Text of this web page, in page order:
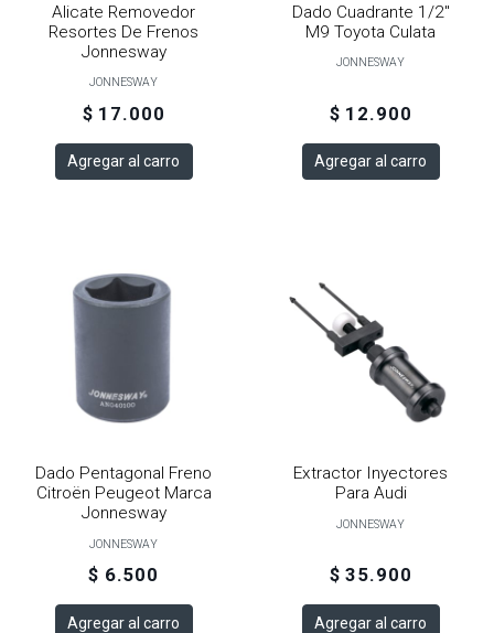
Alicate Removedor
Resortes De Frenos
Jonnesway
JONNESWAY
$ 17.000
Agregar al carro
Dado Cuadrante 1/2"
M9 Toyota Culata
JONNESWAY
$ 12.900
Agregar al carro
Dado Pentagonal Freno
Citroën Peugeot Marca
Jonnesway
JONNESWAY
$ 6.500
Agregar al carro
Extractor Inyectores
Para Audi
JONNESWAY
$ 35.900
Agregar al carro